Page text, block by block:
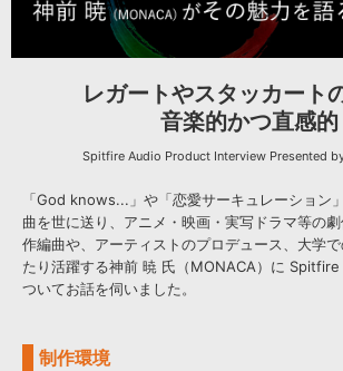
プラグイン・エフェクト »
サンプルパック »
ソフトウェア／ツール »
DAW »
効果音 »
BGM »
キャンペーン »
ニュースレター »
SONICWIREブログ »
製品サポート情報 »
DTMガイド »
FAQ »
お問い合わせ »
サンプルパックを試そう
ボーカル抜き出
ELECTRONICA
TRANCE
プラグイン・エフェクト
インタビュー一覧
レガートやスタッカート
音楽的かつ直感的
Spitfire Audio Product Interview Presented by
「God knows...」や「恋愛サーキュレーション
曲を世に送り、アニメ・映画・実写ドラマ等の
作編曲や、アーティストのプロデュース、大学
たり活躍する神前 暁 氏（MONACA）に
ついてお話を伺いました。
制作環境